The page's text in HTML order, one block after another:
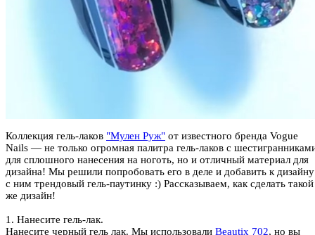
Коллекция гель-лаков "Мулен Руж" от известного бренда Vogue
Nails — не только огромная палитра гель-лаков с
для сплошного нанесения на ноготь, но и отличный материал для
дизайна! Мы решили попробовать его в деле и добавить к дизайну
с ним трендовый гель-паутинку :) Рассказываем, как сделать такой
же дизайн!
1. Нанесите гель-лак.
Нанесите черный гель лак. Мы использовали Beautix 702, но вы